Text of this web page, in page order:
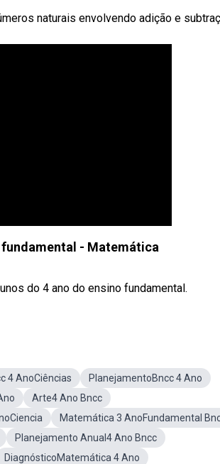
naturais envolvendo adição e
fundamental - Matemática
do 4 ano do ensino fundamental.
4 AnoCiências
PlanejamentoBncc 4 Ano
Arte4 Ano Bncc
Matemática 3 AnoFundamental
Planejamento Anual4 Ano Bncc
DiagnósticoMatemática 4 Ano